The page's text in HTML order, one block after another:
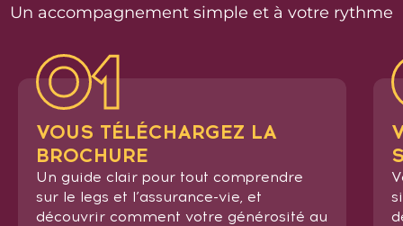
Un accompagnement simple et à votre rythme
VOUS TÉLÉCHARGEZ LA
BROCHURE
Un guide clair pour tout comprendre
sur le legs et l’assurance-vie, et
découvrir comment votre générosité au